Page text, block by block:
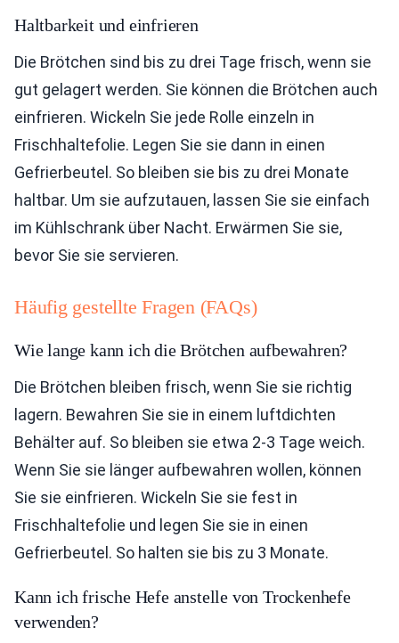
Haltbarkeit und einfrieren
Die Brötchen sind bis zu drei Tage frisch, wenn sie
gut gelagert werden. Sie können die Brötchen auch
einfrieren. Wickeln Sie jede Rolle einzeln in
Frischhaltefolie. Legen Sie sie dann in einen
Gefrierbeutel. So bleiben sie bis zu drei Monate
haltbar. Um sie aufzutauen, lassen Sie sie einfach
im Kühlschrank über Nacht. Erwärmen Sie sie,
bevor Sie sie servieren.
Häufig gestellte Fragen (FAQs)
Wie lange kann ich die Brötchen aufbewahren?
Die Brötchen bleiben frisch, wenn Sie sie richtig
lagern. Bewahren Sie sie in einem luftdichten
Behälter auf. So bleiben sie etwa 2-3 Tage weich.
Wenn Sie sie länger aufbewahren wollen, können
Sie sie einfrieren. Wickeln Sie sie fest in
Frischhaltefolie und legen Sie sie in einen
Gefrierbeutel. So halten sie bis zu 3 Monate.
Kann ich frische Hefe anstelle von Trockenhefe
verwenden?